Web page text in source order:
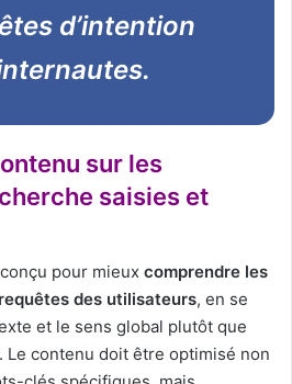
d’intention
sur les
saisies et
pour mieux comprendre les
des utilisateurs, en se
et le sens global plutôt que
contenu doit être optimisé non